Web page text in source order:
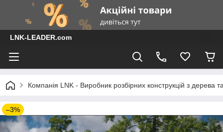
LNK-LEADER.com
Компанія LNK - Виробник розбірних конструкцій з дерева
–3%